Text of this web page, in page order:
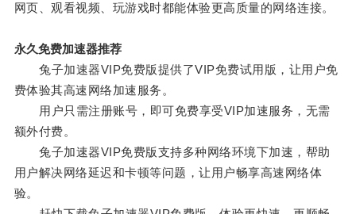
网页、观看视频、玩游戏时都能体验更高质量的网络连接。
永久免费加速器推荐
兔子加速器VIP免费版提供了VIP免费试用版，让用户免
费体验其高速网络加速服务。
用户只需注册账号，即可免费享受VIP加速服务，无需
额外付费。
兔子加速器VIP免费版支持多种网络环境下加速，帮助
用户解决网络延迟和卡顿等问题，让用户畅享高速网络体
验。